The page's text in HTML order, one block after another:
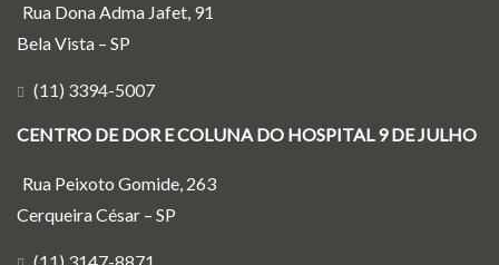
Rua Dona Adma Jafet, 91
Bela Vista – SP
(11) 3394-5007
CENTRO DE DOR E COLUNA DO HOSPITAL 9 DE JULHO
Rua Peixoto Gomide, 263
Cerqueira César – SP